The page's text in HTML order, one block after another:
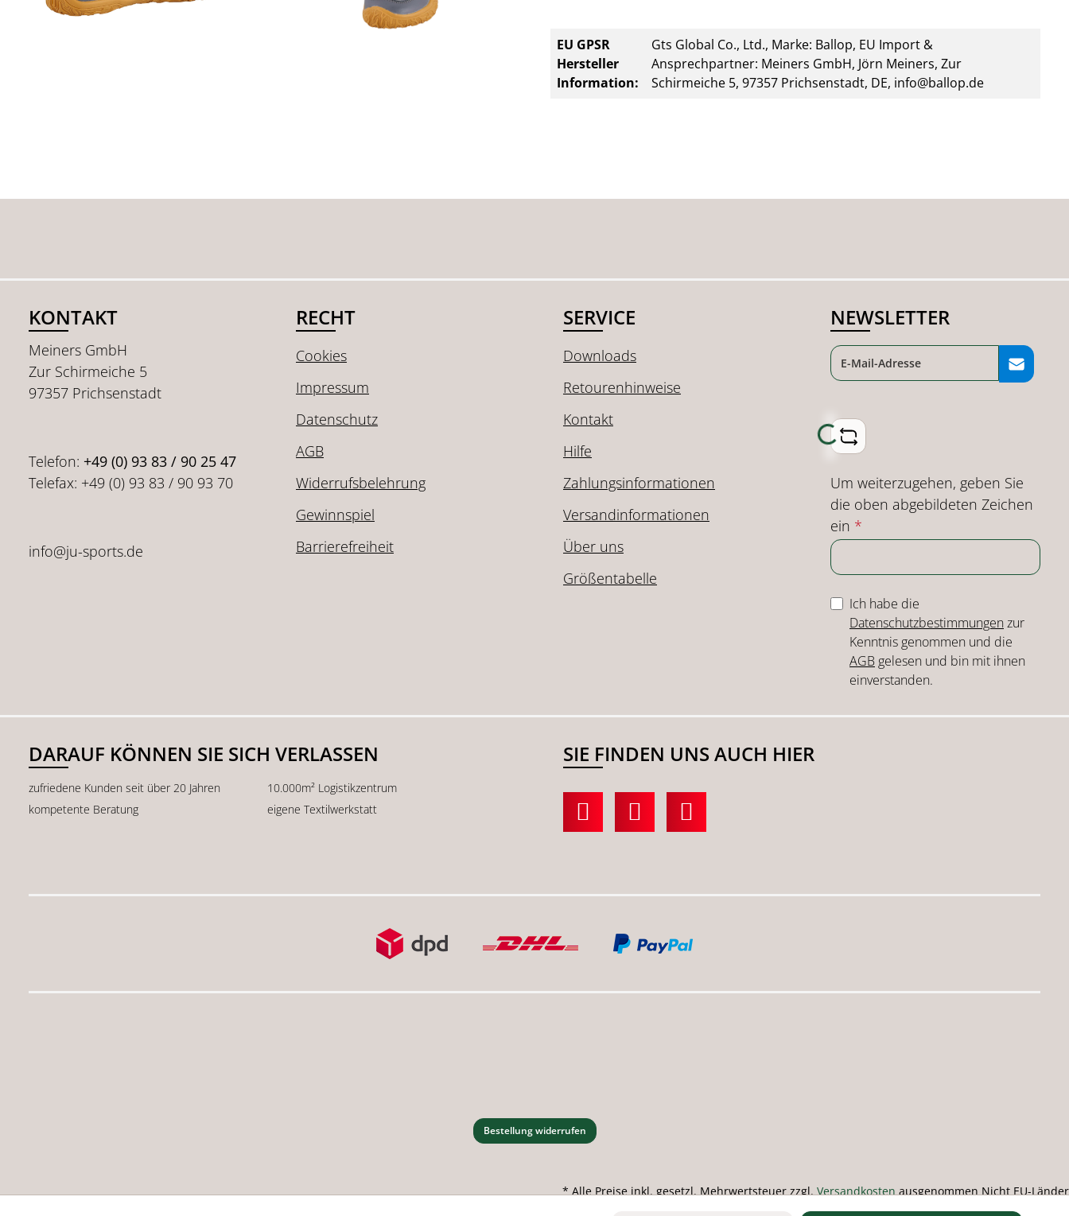
EU GPSR
Hersteller
Information:
Gts Global Co., Ltd., Marke: Ballop, EU Import &
Ansprechpartner: Meiners GmbH, Jörn Meiners, Zur
Schirmeiche 5, 97357 Prichsenstadt, DE, info@ballop.de
KONTAKT
Meiners GmbH
Zur Schirmeiche 5
97357 Prichsenstadt
Telefon: +49 (0) 93 83 / 90 25 47
Telefax: +49 (0) 93 83 / 90 93 70
info@ju-sports.de
RECHT
Cookies
Impressum
Datenschutz
AGB
Widerrufsbelehrung
Gewinnspiel
Barrierefreiheit
SERVICE
Downloads
Retourenhinweise
Kontakt
Hilfe
Zahlungsinformationen
Versandinformationen
Über uns
Größentabelle
NEWSLETTER
Loading...
Um weiterzugehen, geben Sie
die oben abgebildeten Zeichen
ein *
Ich habe die
Datenschutzbestimmungenzur
Kenntnis genommen und die
AGB gelesen und bin mit ihnen
einverstanden.
DARAUF KÖNNEN SIE SICH VERLASSEN
zufriedene Kunden seit über 20 Jahren
10.000m² Logistikzentrum
kompetente Beratung
eigene Textilwerkstatt
SIE FINDEN UNS AUCH HIER
Bestellung widerrufen
* Alle Preise inkl. gesetzl. Mehrwertsteuer zzgl. Versandkosten ausgenommen Nicht EU-Länder